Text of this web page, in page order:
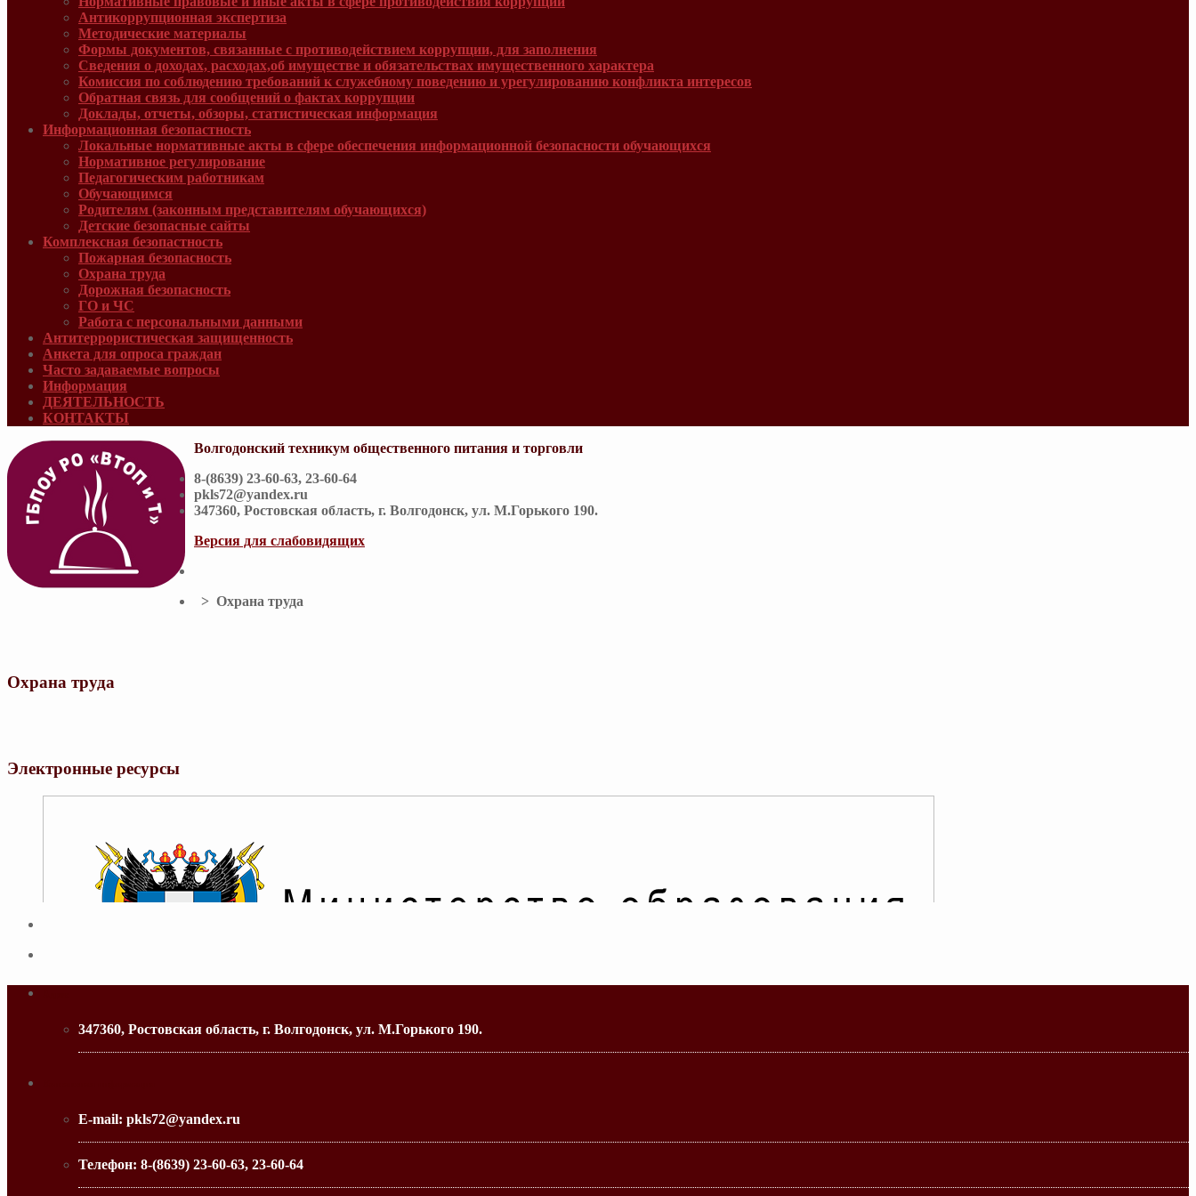
Антикоррупционная экспертиза
Методические материалы
Формы документов, связанные с противодействием коррупции, для заполнения
Сведения о доходах, расходах,об имуществе и обязательствах имущественного характера
Комиссия по соблюдению требований к служебному поведению и урегулированию конфликта интересов
Обратная связь для сообщений о фактах коррупции
Доклады, отчеты, обзоры, статистическая информация
Информационная безопастность
Локальные нормативные акты в сфере обеспечения информационной безопасности обучающихся
Нормативное регулирование
Педагогическим работникам
Обучающимся
Родителям (законным представителям обучающихся)
Детские безопасные сайты
Комплексная безопастность
Пожарная безопасность
Охрана труда
Дорожная безопасность
ГО и ЧС
Работа с персональными данными
Антитеррористическая защищенность
Анкета для опроса граждан
Часто задаваемые вопросы
Информация
ДЕЯТЕЛЬНОСТЬ
КОНТАКТЫ
Волгодонский техникум общественного питания и торговли
8-(8639) 23-60-63, 23-60-64
pkls72@yandex.ru
347360, Ростовская область, г. Волгодонск, ул. М.Горького 190.
Версия для слабовидящих
> Охрана труда
Охрана труда
Электронные ресурсы
347360, Ростовская область, г. Волгодонск, ул. М.Горького 190.
E-mail: pkls72@yandex.ru
Телефон: 8-(8639) 23-60-63, 23-60-64